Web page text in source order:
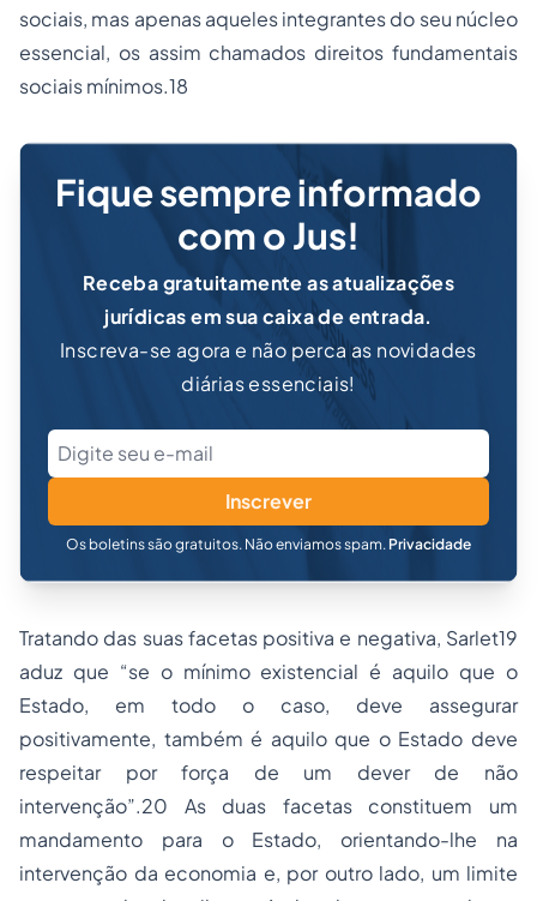
sociais, mas apenas aqueles integrantes do seu núcleo
essencial, os assim chamados direitos fundamentais
sociais mínimos.18
Fique sempre informado
com o Jus!
Receba gratuitamente as atualizações
jurídicas em sua caixa de entrada.
Inscreva-se agora e não perca as novidades
diárias essenciais!
Inscrever
Os boletins são gratuitos. Não enviamos spam. Privacidade
Tratando das suas facetas positiva e negativa, Sarlet19
aduz que “se o mínimo existencial é aquilo que o
Estado, em todo o caso, deve assegurar
positivamente, também é aquilo que o Estado deve
respeitar por força de um dever de não
intervenção”.20 As duas facetas constituem um
mandamento para o Estado, orientando-lhe na
intervenção da economia e, por outro lado, um limite